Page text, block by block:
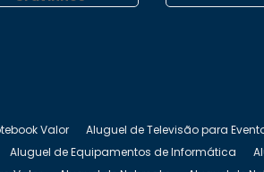
Valor Aluguel de Televisão para
Aluguel de Equipamentos de Informática